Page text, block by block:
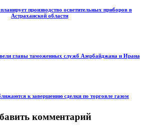
производство осветительных приборов в
Астраханской области
главы таможенных служб Азербайджана и Ирана
к завершению сделки по торговле газом
комментарий